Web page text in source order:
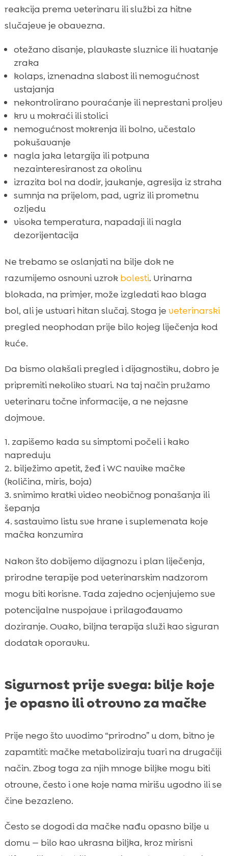
reakcija prema veterinaru ili službi za hitne
slučajeve je obavezna.
otežano disanje, plavkaste sluznice ili hvatanje
zraka
kolaps, iznenadna slabost ili nemogućnost
ustajanja
nekontrolirano povraćanje ili neprestani proljev
krv u mokraći ili stolici
nemogućnost mokrenja ili bolno, učestalo
pokušavanje
nagla jaka letargija ili potpuna
nezainteresiranost za okolinu
izrazita bol na dodir, jaukanje, agresija iz straha
sumnja na prijelom, pad, ugriz ili prometnu
ozljedu
visoka temperatura, napadaji ili nagla
dezorijentacija
Ne trebamo se oslanjati na bilje dok ne
razumijemo osnovni uzrok bolesti. Urinarna
blokada, na primjer, može izgledati kao blaga
bol, ali je ustvari hitan slučaj. Stoga je veterinarski
pregled neophodan prije bilo kojeg liječenja kod
kuće.
Da bismo olakšali pregled i dijagnostiku, dobro je
pripremiti nekoliko stvari. Na taj način pružamo
veterinaru točne informacije, a ne nejasne
dojmove.
zapišemo kada su simptomi počeli i kako
napreduju
bilježimo apetit, žeđ i WC navike mačke
(količina, miris, boja)
snimimo kratki video neobičnog ponašanja ili
šepanja
sastavimo listu sve hrane i suplemenata koje
mačka konzumira
Nakon što dobijemo dijagnozu i plan liječenja,
prirodne terapije pod veterinarskim nadzorom
mogu biti korisne. Tada zajedno ocjenjujemo sve
potencijalne nuspojave i prilagođavamo
doziranje. Ovako, biljna terapija služi kao siguran
dodatak oporavku.
Sigurnost prije svega: bilje koje
je opasno ili otrovno za mačke
Prije nego što uvodimo “prirodno” u dom, bitno je
zapamtiti: mačke metaboliziraju tvari na drugačiji
način. Zbog toga za njih mnoge biljke mogu biti
otrovne, često i one koje nama mirišu ugodno ili se
čine bezazleno.
Često se dogodi da mačke nađu opasno bilje u
domu — bilo kao ukrasna biljka, kroz mirisni